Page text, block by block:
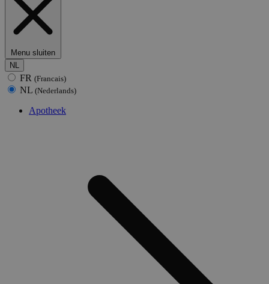
Menu sluiten
NL
FR (Francais)
NL (Nederlands)
Apotheek